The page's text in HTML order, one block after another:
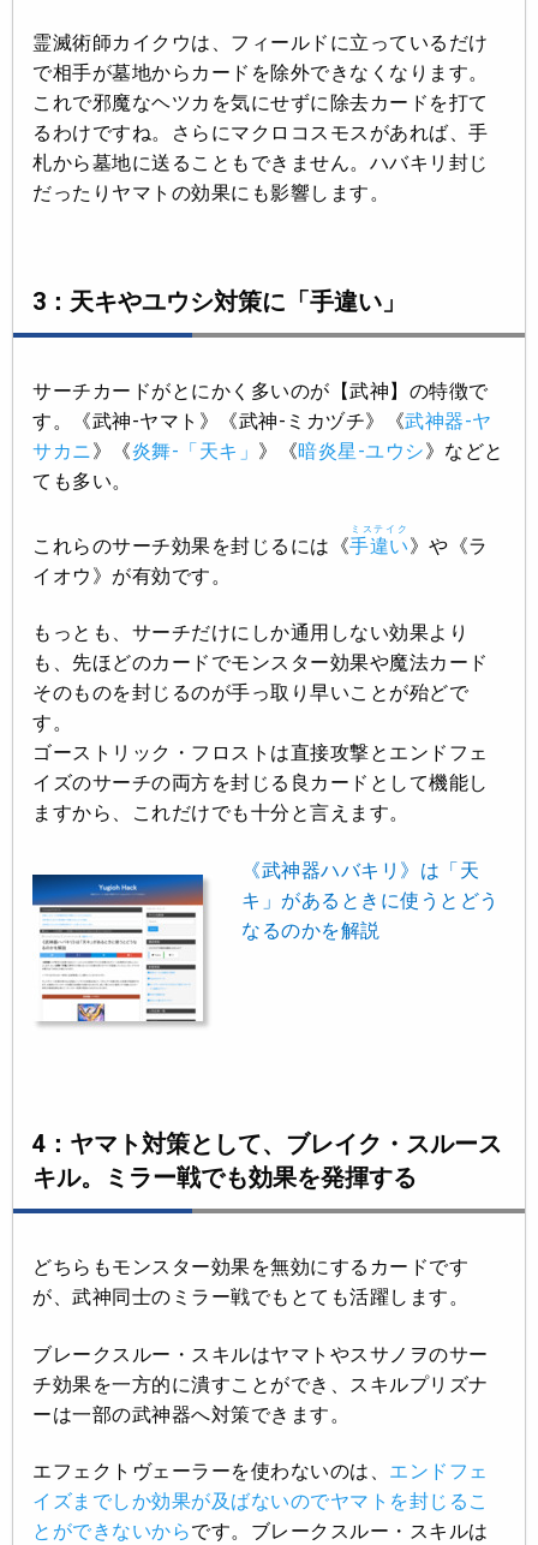
霊滅術師カイクウは、フィールドに立っているだけ
で相手が墓地からカードを除外できなくなります。
これで邪魔なヘツカを気にせずに除去カードを打て
るわけですね。さらにマクロコスモスがあれば、手
札から墓地に送ることもできません。ハバキリ封じ
だったりヤマトの効果にも影響します。
3：天キやユウシ対策に「手違い」
サーチカードがとにかく多いのが【武神】の特徴で
す。《武神-ヤマト》《武神-ミカヅチ》《武神器-ヤ
サカニ》《炎舞-「天キ」 》《暗炎星-ユウシ》などと
ても多い。
これらのサーチ効果を封じるには《手違い
ミステイク
》や《ラ
イオウ》が有効です。
もっとも、サーチだけにしか通用しない効果より
も、先ほどのカードでモンスター効果や魔法カード
そのものを封じるのが手っ取り早いことが殆どで
す。
ゴーストリック・フロストは直接攻撃とエンドフェ
イズのサーチの両方を封じる良カードとして機能し
ますから、これだけでも十分と言えます。
《武神器ハバキリ》は「天
キ」があるときに使うとどう
なるのかを解説
4：ヤマト対策として、ブレイク・スルース
キル。ミラー戦でも効果を発揮する
どちらもモンスター効果を無効にするカードです
が、武神同士のミラー戦でもとても活躍します。
ブレークスルー・スキルはヤマトやスサノヲのサー
チ効果を一方的に潰すことができ、スキルプリズナ
ーは一部の武神器へ対策できます。
エフェクトヴェーラーを使わないのは、 エンドフェ
イズまでしか効果が及ばないのでヤマトを封じるこ
とができないからです。ブレークスルー・スキルは